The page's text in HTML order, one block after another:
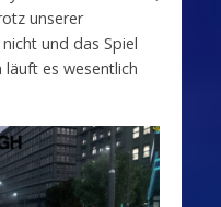
unserer
und das Spiel
es wesentlich